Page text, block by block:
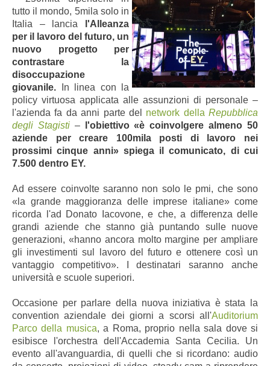
tutto il mondo, 5mila solo in
Italia –lancia
l'Alleanza
per il lavoro del futuro, un
nuovo progetto per
contrastare la
disoccupazione
giovanile.
In linea con la
policy virtuosa applicata alle assunzioni di personale –
l'azienda fa da anni parte del network della Repubblica
degli Stagisti –
l'obiettivo «è coinvolgere almeno 50
aziende per creare 100mila posti di lavoro nei
prossimi cinque anni» spiega il comunicato, di cui
7.500 dentro EY.
Ad essere coinvolte saranno non solo le pmi, che sono
«la grande maggioranza delle imprese italiane» come
ricorda l'ad Donato Iacovone, e che, a differenza delle
grandi aziende che stanno già puntando sulle nuove
generazioni, «hanno ancora molto margine per ampliare
gli investimenti sul lavoro del futuro e ottenere così un
vantaggio competitivo». I destinatari saranno anche
università e scuole superiori.
Occasione per parlare della nuova iniziativa è stata la
convention aziendale dei giorni a scorsi all'Auditorium
Parco della musica,a Roma, proprio nella sala dove si
esibisce l'orchestra dell'Accademia Santa Cecilia. Un
evento all'avanguardia, di quelli che si ricordano: audio